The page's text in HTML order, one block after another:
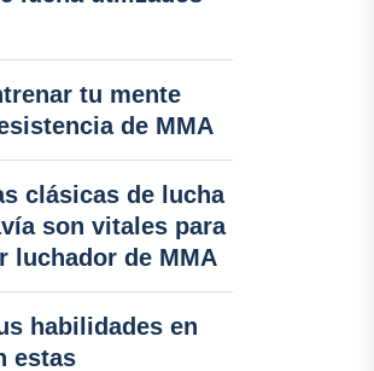
tu mente
de MMA
clásicas de lucha
son vitales para
luchador de MMA
habilidades en
estas